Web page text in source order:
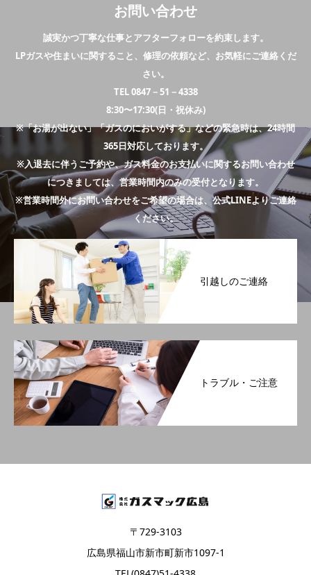
お問い合わせ
誠実かつ丁寧な仕事とアフターフォローを約束します。
LPガスや住まいに関すること、修理の依頼など、お気軽にご連絡くだ
さい。
TEL 0847－51－4338
8:30〜17:30(日・祝休み)
※「お湯が出ない」「ガスのにおいがする」などの緊急時は、24時間
365日対応しております。
※入退去に伴うご予約や、ガス料金のお支払いに関するお問い合わせ
につきましては、営業時間内のみの受付となります。
※営業時間外にお問い合わせをご希望の場合は、公式LINEよりご連絡
ください。
引越しのご連絡
トラブル・ご注意
〒729-3103
広島県福山市新市町新市1097-1